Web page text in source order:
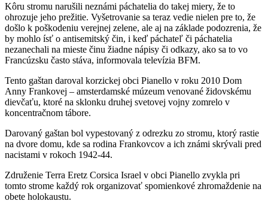
Kôru stromu narušili neznámi páchatelia do takej miery, že to
ohrozuje jeho prežitie. Vyšetrovanie sa teraz vedie nielen pre to, že
došlo k poškodeniu verejnej zelene, ale aj na základe podozrenia, že
by mohlo ísť o antisemitský čin, i keď páchateľ či páchatelia
nezanechali na mieste činu žiadne nápisy či odkazy, ako sa to vo
Francúzsku často stáva, informovala televízia BFM.
Tento gaštan daroval korzickej obci Pianello v roku 2010 Dom
Anny Frankovej – amsterdamské múzeum venované židovskému
dievčaťu, ktoré na sklonku druhej svetovej vojny zomrelo v
koncentračnom tábore.
Darovaný gaštan bol vypestovaný z odrezku zo stromu, ktorý rastie
na dvore domu, kde sa rodina Frankovcov a ich známi skrývali pred
nacistami v rokoch 1942-44.
Združenie Terra Eretz Corsica Israel v obci Pianello zvykla pri
tomto strome každý rok organizovať spomienkové zhromaždenie na
obete holokaustu.